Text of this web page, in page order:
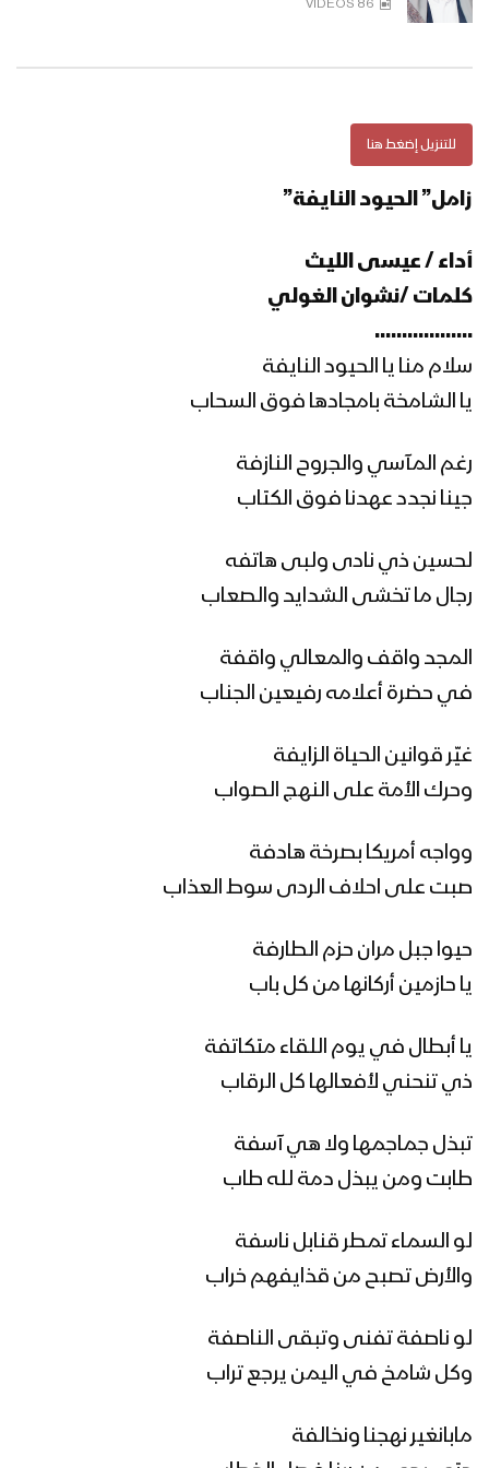
مونتاج زامل | مشروع قرآني – عيسى الليث
1445هـ
سيد الموقف – أداء قيس الرصاص & إبراهيم
الدولة 1445هـ
1445هـ
كليب حيٌّ يا حسين – فرقة شباب الصمود
من هم أنصار الله – القول السديد 1445هـ
الحوثي بمناسبة الذكرى السنوية للشهيد
بضحيان 1445هـ
نشيد ياسبط النور – فرقة أنصار الله 1445هـ
شهيد الحق – فرقة أنصار الله 1445هـ.
كلمة وزير الدفاع اللواء الركن محمد ناصر
العاطفي خلال فعالية الذكرى السنوية
86 VIDEOS
للتنزيل إضغط هنا
زامل” الحيود النايفة”
أداء / عيسى الليث
كلمات /نشوان الغولي
………………
سلام منا يا الحيود النايفة
يا الشامخة بامجادها فوق السحاب
رغم المآسي والجروح النازفة
جينا نجدد عهدنا فوق الكتاب
لحسين ذي نادى ولبى هاتفه
رجال ما تخشى الشدايد والصعاب
المجد واقف والمعالي واقفة
في حضرة أعلامه رفيعين الجناب
غيّر قوانين الحياة الزايفة
وحرك الأمة على النهج الصواب
وواجه أمريكا بصرخة هادفة
صبت على احلاف الردى سوط العذاب
حيوا جبل مران حزم الطارفة
يا حازمين أركانها من كل باب
يا أبطال في يوم اللقاء متكاتفة
ذي تنحني لأفعالها كل الرقاب
تبذل جماجمها ولا هي آسفة
طابت ومن يبذل دمة لله طاب
لو السماء تمطر قنابل ناسفة
والأرض تصبح من قذايفهم خراب
لو ناصفة تفنى وتبقى الناصفة
وكل شامخ في اليمن يرجع تراب
مابانغير نهجنا ونخالفة